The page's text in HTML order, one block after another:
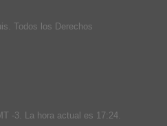
Todos los Derechos
-3. La hora actual es 17:24.